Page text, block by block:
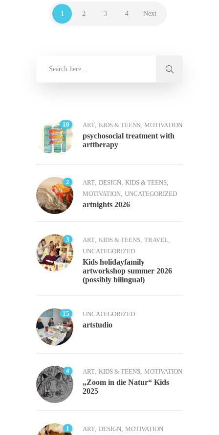
1 2 3 4 Next
10 ART, KIDS & TEENS, MOTIVATION
psychosocial treatment with
arttherapy
2 ART, DESIGN, KIDS & TEENS,
MOTIVATION, UNCATEGORIZED
artnights 2026
3 ART, KIDS & TEENS, TRAVEL,
UNCATEGORIZED
Kids holidayfamily
artworkshop summer 2026
(possibly bilingual)
15 UNCATEGORIZED
artstudio
4 ART, KIDS & TEENS, MOTIVATION
„Zoom in die Natur“ Kids
2025
1 ART, DESIGN, MOTIVATION